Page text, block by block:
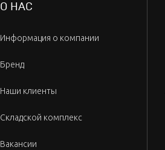
О НАС
Информация о компании
Бренд
Наши клиенты
Складской комплекс
Вакансии